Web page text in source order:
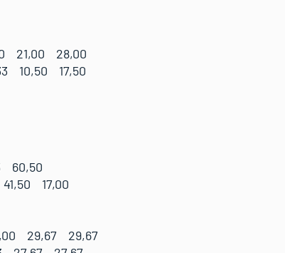
21,00 28,00
10,50 17,50
60,50
41,50 17,00
29,67 29,67